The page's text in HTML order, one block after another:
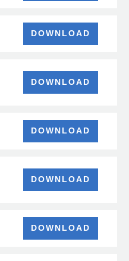
DOWNLOAD
DOWNLOAD
DOWNLOAD
DOWNLOAD
DOWNLOAD